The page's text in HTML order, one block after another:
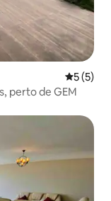
5 (5)
perto de GEM